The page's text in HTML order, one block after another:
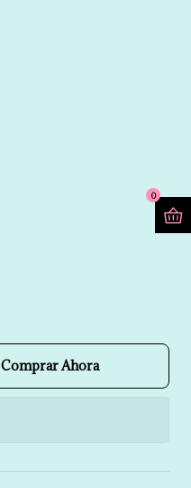
0
Comprar Ahora